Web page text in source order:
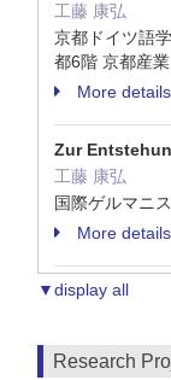
工藤 康弘
京都ドイツ語
都6階 京都産
More details
Zur
工藤 康弘
国際ゲルマニ
More details
▼display all
Research